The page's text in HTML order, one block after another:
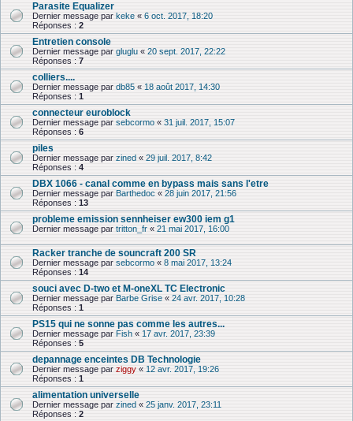
Parasite Equalizer
Dernier message par keke « 6 oct. 2017, 18:20
Réponses : 2
Entretien console
Dernier message par gluglu « 20 sept. 2017, 22:22
Réponses : 7
colliers....
Dernier message par db85 « 18 août 2017, 14:30
Réponses : 1
connecteur euroblock
Dernier message par sebcormo « 31 juil. 2017, 15:07
Réponses : 6
piles
Dernier message par zined « 29 juil. 2017, 8:42
Réponses : 4
DBX 1066 - canal comme en bypass mais sans l'etre
Dernier message par Barthedoc « 28 juin 2017, 21:56
Réponses : 13
probleme emission sennheiser ew300 iem g1
Dernier message par tritton_fr « 21 mai 2017, 16:00
Racker tranche de souncraft 200 SR
Dernier message par sebcormo « 8 mai 2017, 13:24
Réponses : 14
souci avec D-two et M-oneXL TC Electronic
Dernier message par Barbe Grise « 24 avr. 2017, 10:28
Réponses : 1
PS15 qui ne sonne pas comme les autres...
Dernier message par Fish « 17 avr. 2017, 23:39
Réponses : 5
depannage enceintes DB Technologie
Dernier message par ziggy « 12 avr. 2017, 19:26
Réponses : 1
alimentation universelle
Dernier message par zined « 25 janv. 2017, 23:11
Réponses : 2